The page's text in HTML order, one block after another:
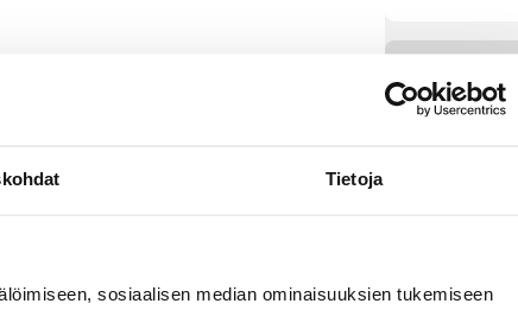
Tietoja
sosiaalisen median ominaisuuksien tukemiseen